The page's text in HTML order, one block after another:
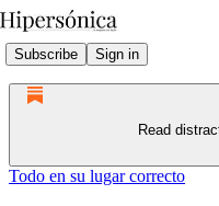
Subscribe Sign in
Read
Todo en su lugar correcto